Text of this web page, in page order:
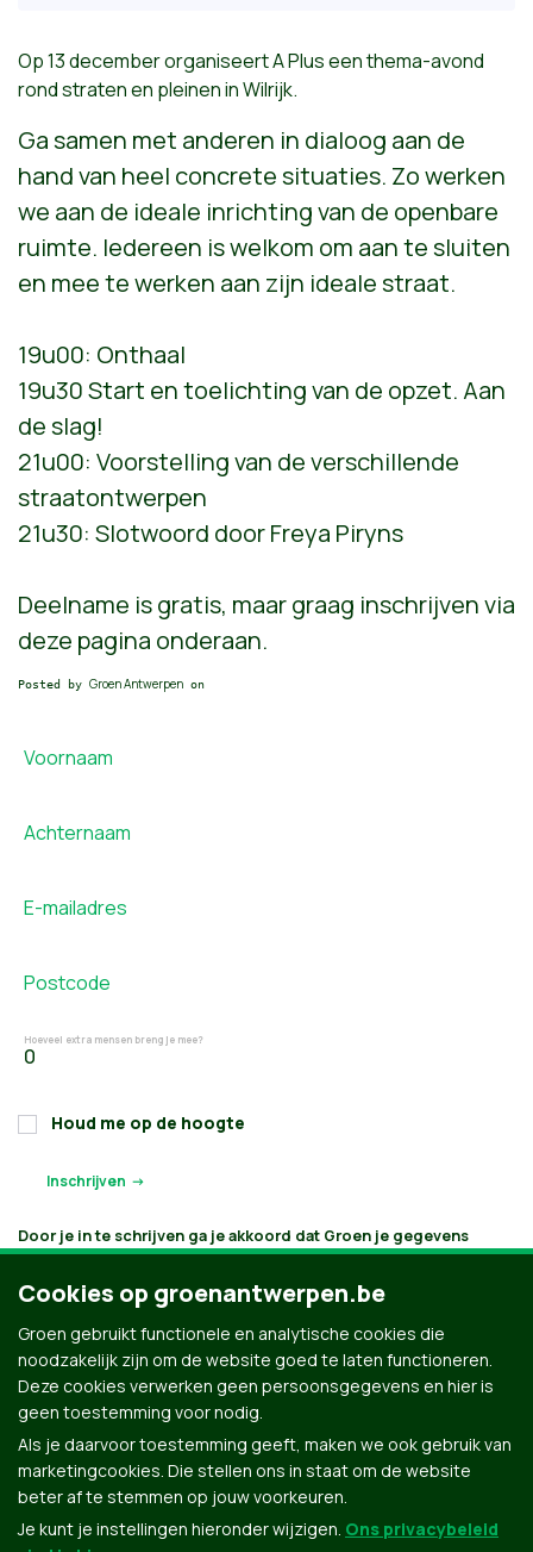
Op 13 december organiseert A Plus een thema-avond
rond straten en pleinen in Wilrijk.
Ga samen met anderen in dialoog aan de
hand van heel concrete situaties. Zo werken
we aan de ideale inrichting van de openbare
ruimte. Iedereen is welkom om aan te sluiten
en mee te werken aan zijn ideale straat.
19u00: Onthaal
19u30 Start en toelichting van de opzet. Aan
de slag!
21u00: Voorstelling van de verschillende
straatontwerpen
21u30: Slotwoord door Freya Piryns
Deelname is gratis, maar graag inschrijven via
deze pagina onderaan.
Posted by Groen Antwerpen on
Voornaam
Achternaam
E-mailadres
Postcode
Hoeveel extra mensen breng je mee?
Houd me op de hoogte
Door je in te schrijven ga je akkoord dat Groen je gegevens
verwerkt en bijhoudt volgenshaar privacybeleid. Als je aanvinkt
dat je e-mails wilt ontvangen, houden we je op de hoogte
volgens je interesses. Je kan je gegevens opvragen, laten
verbeteren of laten verwijderen.
Cookies op groenantwerpen.be
Groen gebruikt functionele en analytische cookies die
noodzakelijk zijn om de website goed te laten functioneren.
Deze cookies verwerken geen persoonsgegevens en hier is
geen toestemming voor nodig.
Als je daarvoor toestemming geeft, maken we ook gebruik van
marketingcookies. Die stellen ons in staat om de website
beter af te stemmen op jouw voorkeuren.
Je kunt je instellingen hieronder wijzigen. Ons privacybeleid